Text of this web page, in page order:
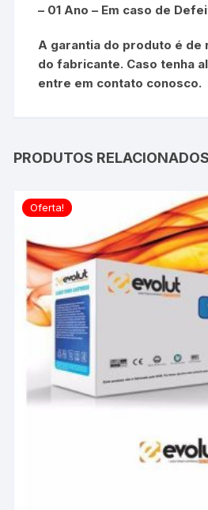
– 01 Ano – Em caso de
A garantia do produto é de
do fabricante. Caso tenha
entre em contato conosco.
PRODUTOS RELACIONADOS
Oferta!